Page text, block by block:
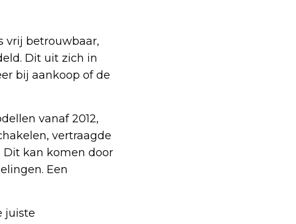
vrij betrouwbaar,
Dit uit zich in
bij aankoop of de
vanaf 2012,
vertraagde
Dit kan komen door
Een
juiste